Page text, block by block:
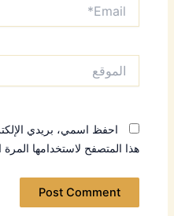
احفظ اسمي، بريدي
هذا المتصفح لاستخدامها